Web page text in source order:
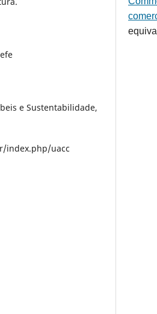
e Sustentabilidade,
index.php/uacc